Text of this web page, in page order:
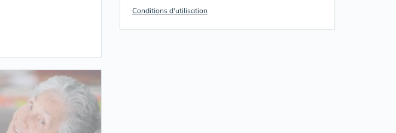
Conditions d'utilisation